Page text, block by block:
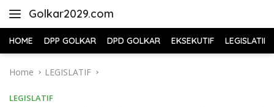
Golkar2029.com
HOME DPP GOLKAR DPD GOLKAR EKSEKUTIF LEGISLATIF
Home LEGISLATIF
LEGISLATIF